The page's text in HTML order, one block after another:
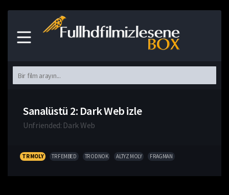
Sanalüstü 2: Dark Web izle
Unfriended: Dark Web
TR MOLY TR FEMBED TR ODNOK ALTYZ MOLY FRAGMAN